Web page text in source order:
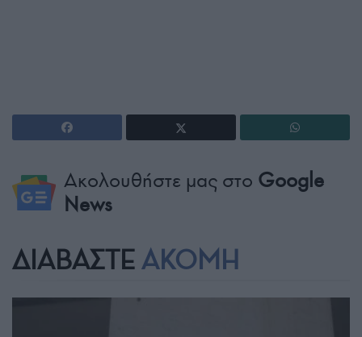
Ακολουθήστε μας στο Google
News
ΔΙΑΒΑΣΤΕ ΑΚΟΜΗ